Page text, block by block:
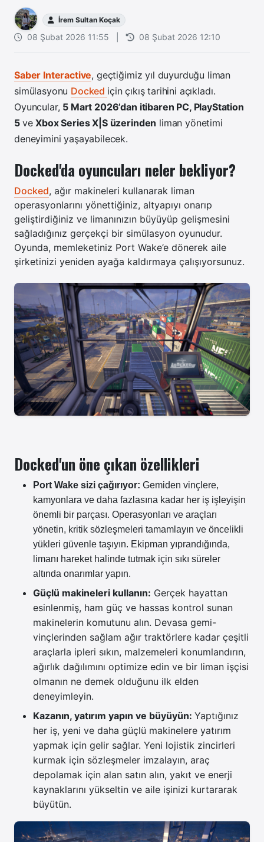
İrem Sultan Koçak
08 Şubat 2026 11:55 08 Şubat 2026 12:10
Saber Interactive, geçtiğimiz yıl duyurduğu liman
simülasyonu Docked için çıkış tarihini açıkladı.
Oyuncular, 5 Mart 2026’dan itibaren PC, PlayStation
5 veXbox Series X|S üzerinden liman yönetimi
deneyimini yaşayabilecek.
Docked'da oyuncuları neler bekliyor?
Docked, ağır makineleri kullanarak liman
operasyonlarını yönettiğiniz, altyapıyı onarıp
geliştirdiğiniz ve limanınızın büyüyüp gelişmesini
sağladığınız gerçekçi bir simülasyon oyunudur.
Oyunda, memleketiniz Port Wake’e dönerek aile
şirketinizi yeniden ayağa kaldırmaya çalışıyorsunuz.
Docked'un öne çıkan özellikleri
Port Wake sizi çağırıyor: Gemiden vinçlere,
kamyonlara ve daha fazlasına kadar her iş işleyişin
önemli bir parçası. Operasyonları ve araçları
yönetin, kritik sözleşmeleri tamamlayın ve öncelikli
yükleri güvenle taşıyın. Ekipman yıprandığında,
limanı hareket halinde tutmak için sıkı süreler
altında onarımlar yapın.
Güçlü makineleri kullanın: Gerçek hayattan
esinlenmiş, ham güç ve hassas kontrol sunan
makinelerin komutunu alın. Devasa gemi-
vinçlerinden sağlam ağır traktörlere kadar çeşitli
araçlarla ipleri sıkın, malzemeleri konumlandırın,
ağırlık dağılımını optimize edin ve bir liman işçisi
olmanın ne demek olduğunu ilk elden
deneyimleyin.
Kazanın, yatırım yapın ve büyüyün: Yaptığınız
her iş, yeni ve daha güçlü makinelere yatırım
yapmak için gelir sağlar. Yeni lojistik zincirleri
kurmak için sözleşmeler imzalayın, araç
depolamak için alan satın alın, yakıt ve enerji
kaynaklarını yükseltin ve aile işinizi kurtararak
büyütün.